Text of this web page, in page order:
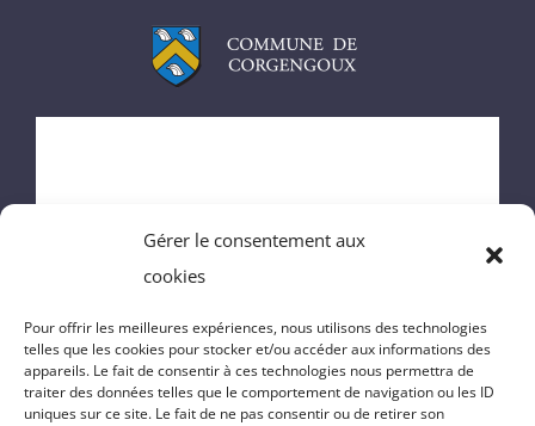
Gérer le consentement aux
cookies
Pour offrir les meilleures expériences, nous utilisons des technologies
telles que les cookies pour stocker et/ou accéder aux informations des
appareils. Le fait de consentir à ces technologies nous permettra de
traiter des données telles que le comportement de navigation ou les ID
uniques sur ce site. Le fait de ne pas consentir ou de retirer son
VIE DU VILLAGE
VIE PRATIQUE